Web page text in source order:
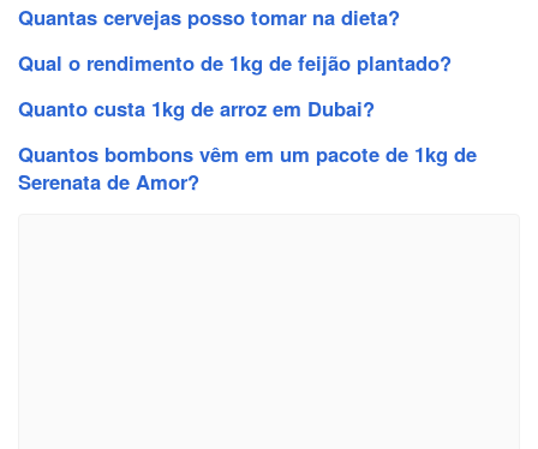
Quantas cervejas posso tomar na dieta?
Qual o rendimento de 1kg de feijão plantado?
Quanto custa 1kg de arroz em Dubai?
Quantos bombons vêm em um pacote de 1kg de
Serenata de Amor?